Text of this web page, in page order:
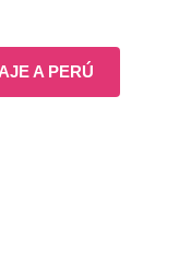
A PERÚ